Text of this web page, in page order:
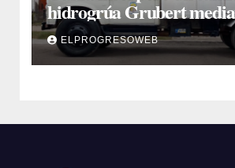
hidrogrúa Grubert
inversión de $35 millones
municipales
ELPROGRESOWEB